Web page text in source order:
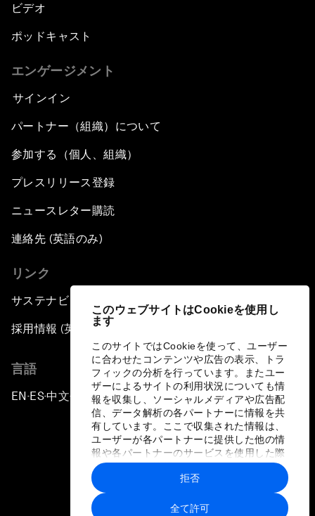
このウェブサイトはCookieを使用し
ます
このサイトではCookieを使って、ユーザー
に合わせたコンテンツや広告の表示、トラ
フィックの分析を行っています。またユー
ザーによるサイトの利用状況についても情
報を収集し、ソーシャルメディアや広告配
信、データ解析の各パートナーに情報を共
有しています。ここで収集された情報は、
ユーザーが各パートナーに提供した他の情
報や各パートナーのサービスを使用した際
に収集された情報と組み合わされ、各パー
トナーによって使用されることがありま
す。
全て許可
拒否
ビデオ
ポッドキャスト
エンゲージメント
サインイン
パートナー（組織）について
参加する（個人、組織）
プレスリリース登録
ニュースレター購読
連絡先 (英語のみ)
リンク
サステナビリティへの取り組み
採用情報 (英語のみ)
言語
EN ▪ES▪中文▪ 日本語
プライバシーポリシーと利用規約